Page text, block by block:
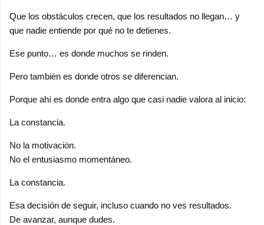
Que los obstáculos crecen, que los resultados no llegan… y
que nadie entiende por qué no te detienes.
Ese punto… es donde muchos se rinden.
Pero también es donde otros se diferencian.
Porque ahí es donde entra algo que casi nadie valora al inicio:
La constancia.
No la motivación.
No el entusiasmo momentáneo.
La constancia.
Esa decisión de seguir, incluso cuando no ves resultados.
De avanzar, aunque dudes.